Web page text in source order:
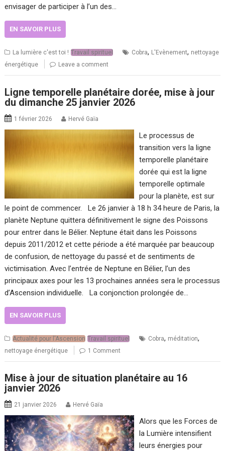
envisager de participer à l’un des…
EN SAVOIR PLUS
La lumière c'est toi ! Travail spirituel Cobra, L'Evènement, nettoyage
énergétique
Leave a comment
Ligne temporelle planétaire dorée, mise à jour
du dimanche 25 janvier 2026
1 février 2026 Hervé Gaïa
Le processus de
transition vers la ligne
temporelle planétaire
dorée qui est la ligne
temporelle optimale
pour la planète, est sur
le point de commencer. Le 26 janvier à 18 h 34 heure de Paris, la
planète Neptune quittera définitivement le signe des Poissons
pour entrer dans le Bélier. Neptune était dans les Poissons
depuis 2011/2012 et cette période a été marquée par beaucoup
de confusion, de nettoyage du passé et de sentiments de
victimisation. Avec l’entrée de Neptune en Bélier, l’un des
principaux axes pour les 13 prochaines années sera le processus
d’Ascension individuelle. La conjonction prolongée de…
EN SAVOIR PLUS
Actualité pour l'Ascension Travail spirituel Cobra, méditation,
nettoyage énergétique 1 Comment
Mise à jour de situation planétaire au 16
janvier 2026
21 janvier 2026 Hervé Gaïa
Alors que les Forces de
la Lumière intensifient
leurs énergies pour